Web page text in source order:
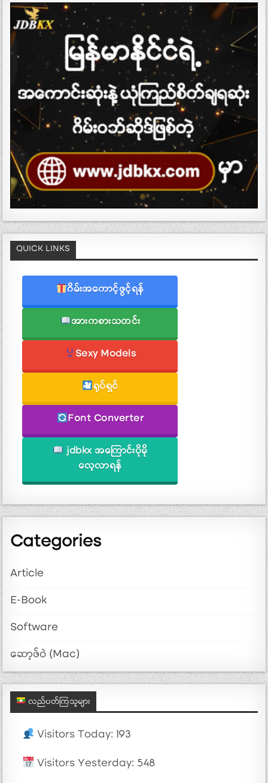
QUICK LINKS
ဂိမ်းအကောင့်ဖွင့်ရန်
အားကစားသတင်း
Sexy Models
ရုပ်ရှင်
Font Converter
jdbkx အကြောင်းပိုမို
လေ့လာရန်
Categories
Article
E-Book
Software
ဆော့ဖ်ဝဲ (Mac)
လည်ပတ်ကြသူများ
Visitors Today: 193
Visitors Yesterday: 548